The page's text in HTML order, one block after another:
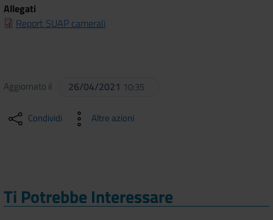
Allegati
Report SUAP camerali
Aggiornato il 26/04/2021 10:35
Condividi Altre azioni
Ti Potrebbe Interessare